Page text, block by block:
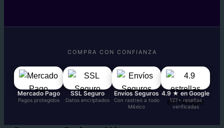
COMPRA CON CONFIANZA
Mercado Pago
Pagos protegidos
SSL Seguro
Datos encriptados
Envíos Seguros
Con rastreo a todo
México
4.9 ★ en Google
127+ reseñas
verificadas